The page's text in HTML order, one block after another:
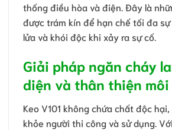
thống điều hòa và điện. Đây là
được trám kín để hạn chế tối đa
lửa và khói độc khi xảy ra sự cố.
Giải pháp ngăn cháy
diện và thân thiện
Keo V101 không chứa chất độc
khỏe người thi công và sử dụng.